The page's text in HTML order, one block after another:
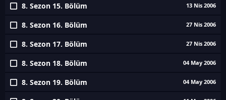
8. Sezon 15. Bölüm 13 Nis 2006
8. Sezon 16. Bölüm 27 Nis 2006
8. Sezon 17. Bölüm 27 Nis 2006
8. Sezon 18. Bölüm 04 May 2006
8. Sezon 19. Bölüm 04 May 2006